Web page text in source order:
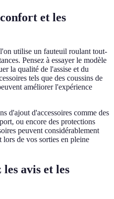
et les
utilise un fauteuil roulant tout-
Pensez à essayer le modèle
la qualité de l'assise et du
tels que des coussins de
améliorer l'expérience
d'ajout d'accessoires comme des
ou encore des protections
peuvent considérablement
de vos sorties en pleine
avis et les